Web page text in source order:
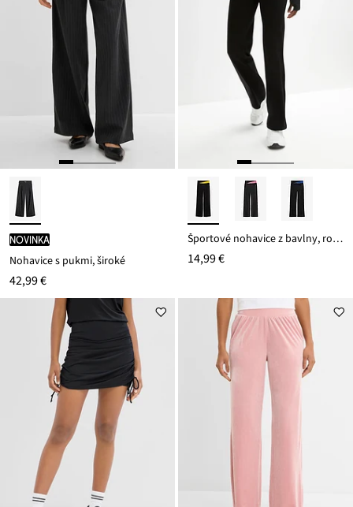
novinka
Nohavice s pukmi, široké
42,99 €
Športové nohavice z bavlny, rozšírené
14,99 €